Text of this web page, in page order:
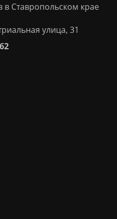
Ставропольском крае
улица, 31